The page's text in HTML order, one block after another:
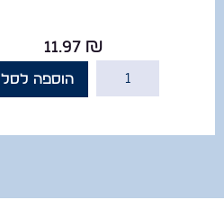
11.97 ₪
הוספה לסל